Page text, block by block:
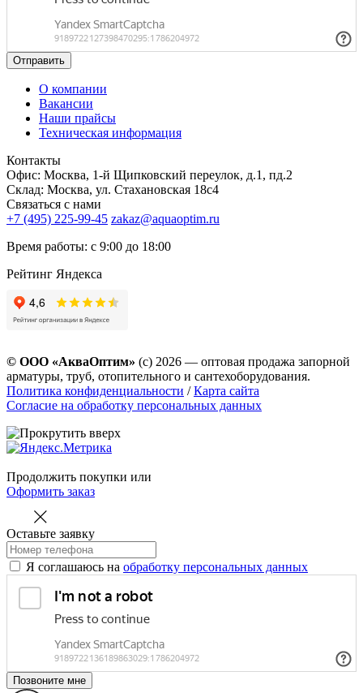
Отправить
О компании
Вакансии
Наши прайсы
Техническая информация
Контакты
Офис: Москва, 1-й Щипковский переулок, д.1, пд.2
Склад: Москва, ул. Стахановская 18с4
Связаться с нами
+7 (495) 225-99-45 zakaz@aquaoptim.ru
Время работы: с 9:00 до 18:00
Рейтинг Яндекса
© ООО «АкваОптим» (с) 2026 — оптовая продажа запорной
арматуры, труб, отопительного и сантехоборудования.
Политика конфиденциальности /Карта сайта
Согласие на обработку персональных данных
Продолжить покупки или
Оформить заказ
Оставьте заявку
Я соглашаюсь на обработку персональных данных